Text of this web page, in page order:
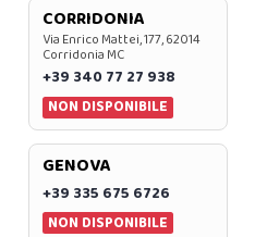
CORRIDONIA
Via Enrico Mattei, 177, 62014
Corridonia MC
+39 340 77 27 938
NON DISPONIBILE
GENOVA
+39 335 675 6726
NON DISPONIBILE